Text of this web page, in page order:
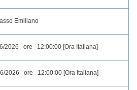
Emiliano
2026 ore 12:00:00 [Ora Italiana]
2026 ore 12:00:00 [Ora Italiana]